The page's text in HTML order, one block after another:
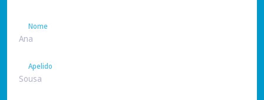
Nome
Apelido